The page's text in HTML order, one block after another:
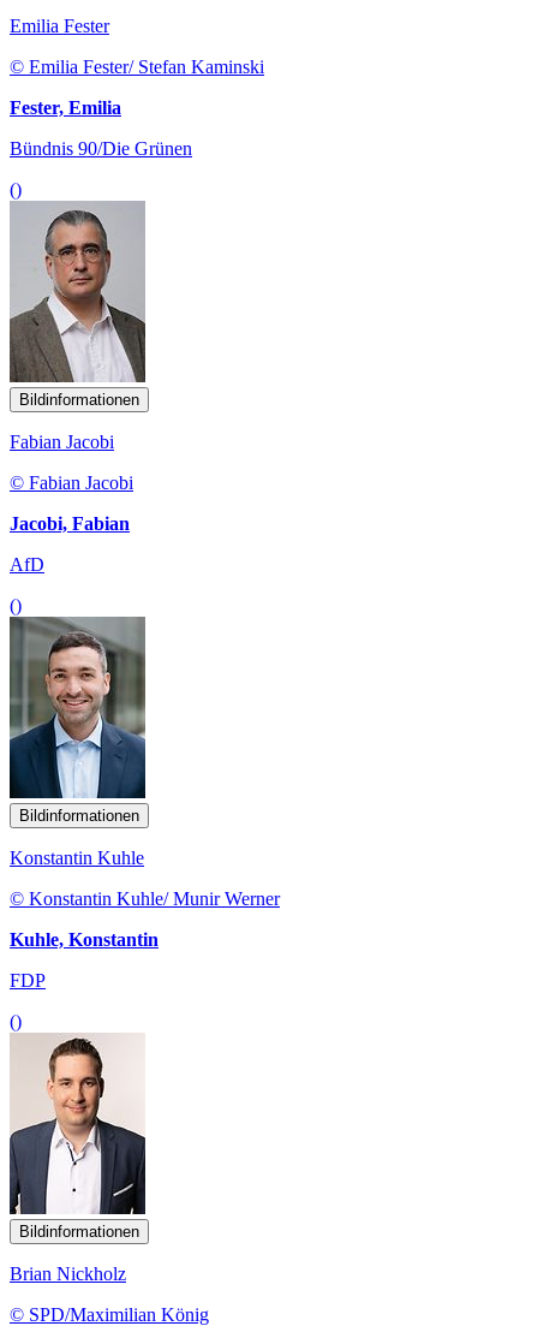
Emilia Fester
© Emilia Fester/ Stefan Kaminski
Fester, Emilia
Bündnis 90/Die Grünen
()
Bildinformationen
Fabian Jacobi
© Fabian Jacobi
Jacobi, Fabian
AfD
()
Bildinformationen
Konstantin Kuhle
© Konstantin Kuhle/ Munir Werner
Kuhle, Konstantin
FDP
()
Bildinformationen
Brian Nickholz
© SPD/Maximilian König